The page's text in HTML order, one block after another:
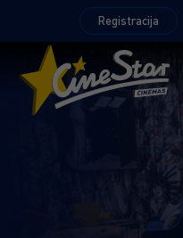
Registracija